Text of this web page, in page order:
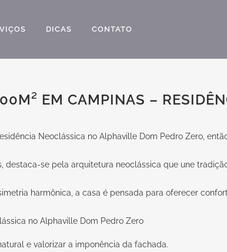
DICAS CONTATO
EM CAMPINAS –
Neoclássica no Alphaville Dom Pedro Zero,
destaca-se pela arquitetura neoclássica que une
harmônica, a casa é pensada para oferecer
e valorizar a imponência da fachada.